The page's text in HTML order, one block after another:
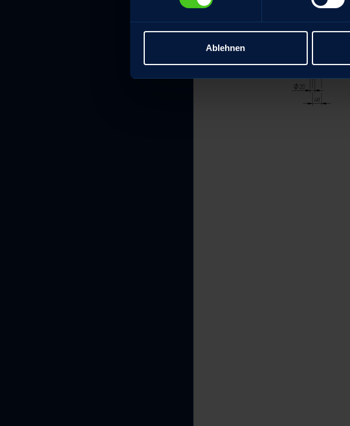
Ablehnen